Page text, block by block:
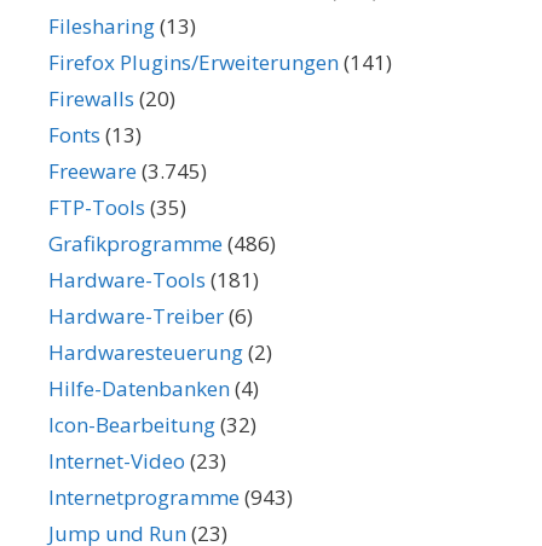
Filesharing(13)
Firefox Plugins/Erweiterungen(141)
Firewalls (20)
Fonts (13)
Freeware(3.745)
FTP-Tools (35)
Grafikprogramme(486)
Hardware-Tools (181)
Hardware-Treiber(6)
Hardwaresteuerung(2)
Hilfe-Datenbanken(4)
Icon-Bearbeitung(32)
Internet-Video (23)
Internetprogramme(943)
Jump und Run(23)